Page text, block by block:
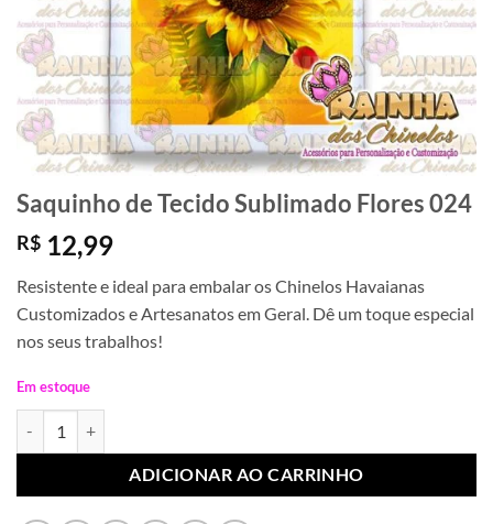
Saquinho de Tecido Sublimado Flores 024
R$ 12,99
Resistente e ideal para embalar os Chinelos Havaianas
Customizados e Artesanatos em Geral. Dê um toque especial
nos seus trabalhos!
Em estoque
ADICIONAR AO CARRINHO